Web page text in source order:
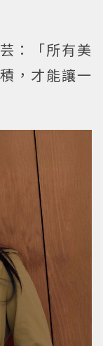
：「所有美
，才能讓一